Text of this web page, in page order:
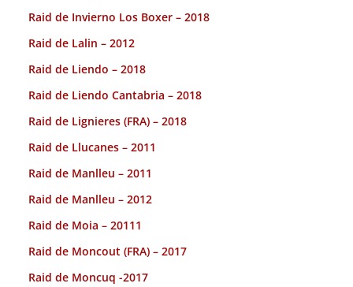
Raid de Invierno Los Boxer – 2018
Raid de Lalin – 2012
Raid de Liendo – 2018
Raid de Liendo Cantabria – 2018
Raid de Lignieres (FRA) – 2018
Raid de Llucanes – 2011
Raid de Manlleu – 2011
Raid de Manlleu – 2012
Raid de Moia – 20111
Raid de Moncout (FRA) – 2017
Raid de Moncuq -2017